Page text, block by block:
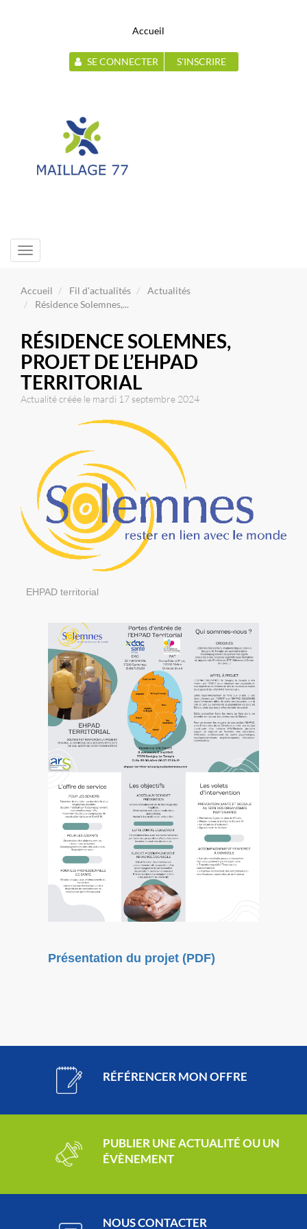
Accueil
SE CONNECTER S'INSCRIRE
Toggle
navigation
Accueil Fil d'actualités
Actualités
Résidence Solemnes,...
RÉSIDENCE SOLEMNES,
PROJET DE L’EHPAD
TERRITORIAL
Actualité créée le mardi 17 septembre 2024
EHPAD territorial
Présentation du projet (PDF)
RÉFÉRENCER MON OFFRE
PUBLIER UNE ACTUALITÉ OU UN
ÉVÈNEMENT
NOUS CONTACTER